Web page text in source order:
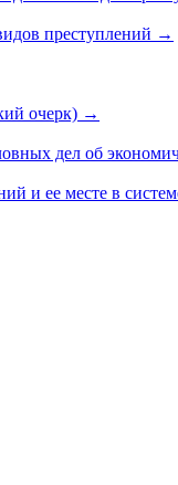
преступлений →
очерк) →
дел об
и ее месте в